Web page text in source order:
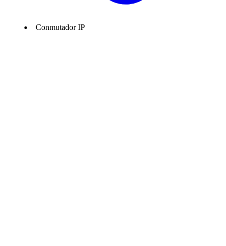
Conmutador IP